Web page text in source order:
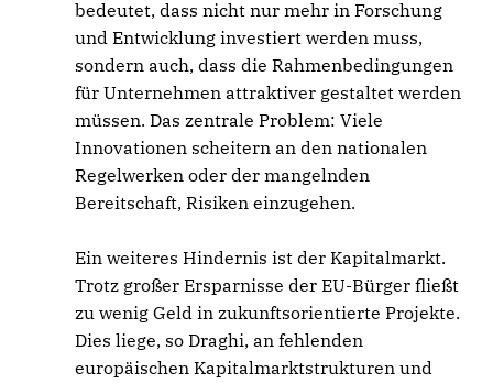
bedeutet, dass nicht nur mehr in Forschung
und Entwicklung investiert werden muss,
sondern auch, dass die Rahmenbedingungen
für Unternehmen attraktiver gestaltet werden
müssen. Das zentrale Problem: Viele
Innovationen scheitern an den nationalen
Regelwerken oder der mangelnden
Bereitschaft, Risiken einzugehen.
Ein weiteres Hindernis ist der Kapitalmarkt.
Trotz großer Ersparnisse der EU-Bürger fließt
zu wenig Geld in zukunftsorientierte Projekte.
Dies liege, so Draghi, an fehlenden
europäischen Kapitalmarktstrukturen und